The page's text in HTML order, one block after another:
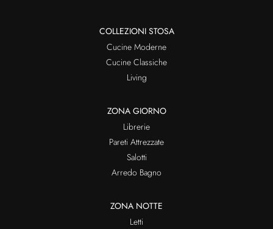
COLLEZIONI STOSA
Cucine Moderne
Cucine Classiche
Living
ZONA GIORNO
Librerie
Pareti Attrezzate
Salotti
Arredo Bagno
ZONA NOTTE
Letti